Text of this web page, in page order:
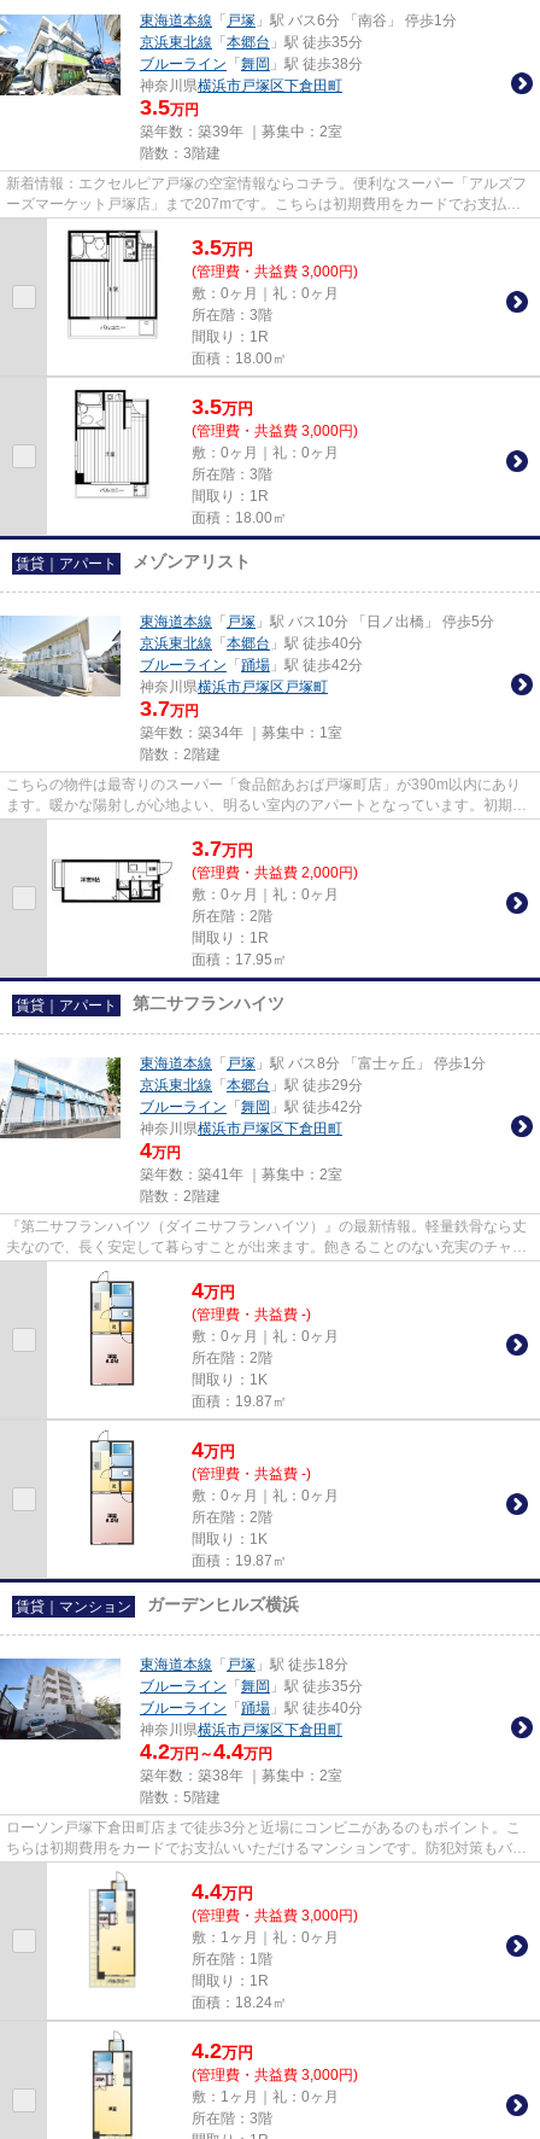
東海道本線 「 戸塚 」駅 バス6分 「南谷」 停歩1分
京浜東北線 「 本郷台 」駅 徒歩35分
ブルーライン 「 舞岡 」駅 徒歩38分
神奈川県横浜市戸塚区下倉田町
3.5万円
築年数：築39年 ｜募集中： 2室
階数：3階建
新着情報：エクセルピア戸塚の空室情報ならコチラ。便利なスーパー「アルズフ
ーズマーケット戸塚店」まで207mです。こちらは初期費用をカードでお支払い
3.5万円
(管理費・共益費 3,000円)
敷：0ヶ月｜礼：0ヶ月
所在階：3階
間取り：1R
面積：18.00㎡
3.5万円
(管理費・共益費 3,000円)
敷：0ヶ月｜礼：0ヶ月
所在階：3階
間取り：1R
面積：18.00㎡
賃貸｜アパート メゾンアリスト
東海道本線 「 戸塚 」駅 バス10分 「日ノ出橋」 停歩5分
京浜東北線 「 本郷台 」駅 徒歩40分
ブルーライン 「 踊場 」駅 徒歩42分
神奈川県横浜市戸塚区 戸塚町
3.7万円
築年数：築34年 ｜募集中： 1室
階数：2階建
こちらの物件は最寄りのスーパー「食品館あおば戸塚町店」が390m以内にあり
ます。暖かな陽射しが心地よい、明るい室内のアパートとなっています。初期費
3.7万円
(管理費・共益費 2,000円)
敷：0ヶ月｜礼：0ヶ月
所在階：2階
間取り：1R
面積：17.95㎡
賃貸｜アパート 第二サフランハイツ
東海道本線 「 戸塚 」駅 バス8分 「富士ヶ丘」 停歩1分
京浜東北線 「 本郷台 」駅 徒歩29分
ブルーライン 「 舞岡 」駅 徒歩42分
神奈川県横浜市戸塚区下倉田町
4万円
築年数：築41年 ｜募集中： 2室
階数：2階建
『第二サフランハイツ（ダイニサフランハイツ）』の最新情報。軽量鉄骨なら丈
夫なので、長く安定して暮らすことが出来ます。飽きることのない充実のチャン
ネル数が魅力のCATV対応物件...
4万円
(管理費・共益費 -)
敷：0ヶ月｜礼：0ヶ月
所在階：2階
間取り：1K
面積：19.87㎡
4万円
(管理費・共益費 -)
敷：0ヶ月｜礼：0ヶ月
所在階：2階
間取り：1K
面積：19.87㎡
賃貸｜マンション ガーデンヒルズ横浜
東海道本線 「 戸塚 」駅 徒歩18分
ブルーライン 「 舞岡 」駅 徒歩35分
ブルーライン 「 踊場 」駅 徒歩40分
神奈川県横浜市戸塚区下倉田町
4.2万円～4.4万円
築年数：築38年 ｜募集中： 2室
階数：5階建
ローソン戸塚下倉田町店まで徒歩3分と近場にコンビニがあるのもポイント。こ
ちらは初期費用をカードでお支払いいただけるマンションです。防犯対策もバッ
チリなマンションタイプの物件...
4.4万円
(管理費・共益費 3,000円)
敷：1ヶ月｜礼：0ヶ月
所在階：1階
間取り：1R
面積：18.24㎡
4.2万円
(管理費・共益費 3,000円)
敷：1ヶ月｜礼：0ヶ月
所在階：3階